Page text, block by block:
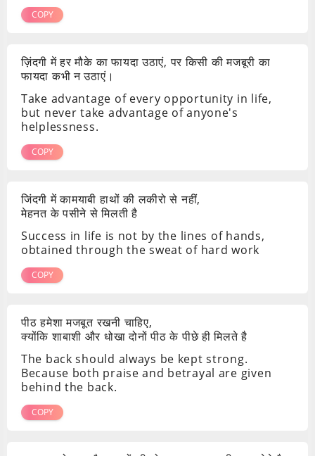
COPY
ज़िंदगी में हर मौके का फायदा उठाएं, पर किसी की मजबूरी का
फायदा कभी न उठाएं।
Take advantage of every opportunity in life,
but never take advantage of anyone's
helplessness.
COPY
जिंदगी में कामयाबी हाथों की लकीरो से नहीं,
मेहनत के पसीने से मिलती है
Success in life is not by the lines of hands,
obtained through the sweat of hard work
COPY
पीठ हमेशा मजबूत रखनी चाहिए,
क्योंकि शाबाशी और धोखा दोनों पीठ के पीछे ही मिलते है
The back should always be kept strong.
Because both praise and betrayal are given
behind the back.
COPY